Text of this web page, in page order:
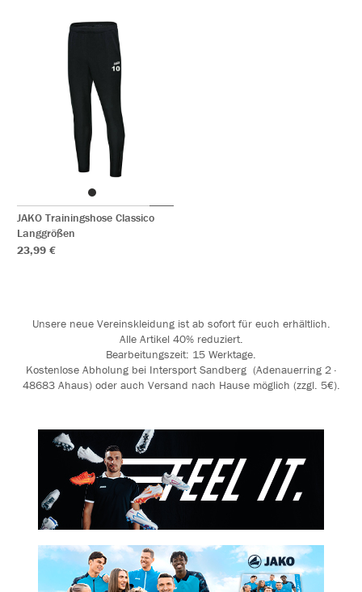
JAKO Trainingshose Classico
Langgrößen
23,99 €
Unsere neue Vereinskleidung ist ab sofort für euch erhältlich.
Alle Artikel 40% reduziert.
Bearbeitungszeit: 15 Werktage.
Kostenlose Abholung bei Intersport Sandberg (Adenauerring 2 ·
48683 Ahaus) oder auch Versand nach Hause möglich (zzgl. 5€).